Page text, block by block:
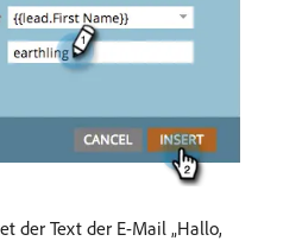
der Text der E-Mail „Hallo,